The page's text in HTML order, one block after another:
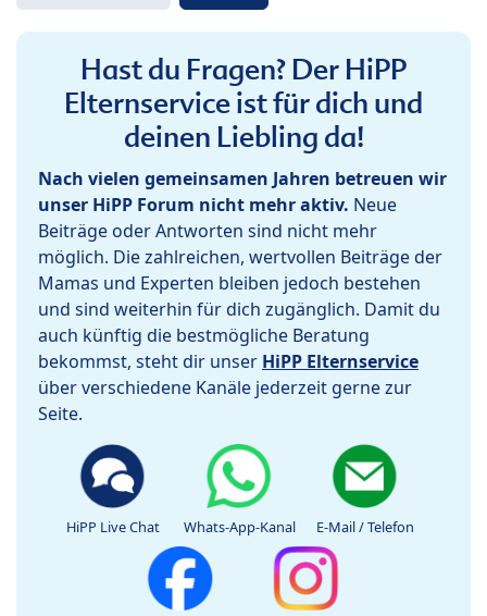
Hast du Fragen? Der HiPP
Elternservice ist für dich und
deinen Liebling da!
Nach vielen gemeinsamen Jahren betreuen wir
unser HiPP Forum nicht mehr aktiv. Neue
Beiträge oder Antworten sind nicht mehr
möglich. Die zahlreichen, wertvollen Beiträge der
Mamas und Experten bleiben jedoch bestehen
und sind weiterhin für dich zugänglich. Damit du
auch künftig die bestmögliche Beratung
bekommst, steht dir unser HiPP Elternservice
über verschiedene Kanäle jederzeit gerne zur
Seite.
HiPP Live Chat Whats-App-Kanal E-Mail / Telefon